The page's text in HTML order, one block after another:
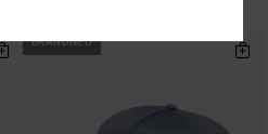
BRANDNEU